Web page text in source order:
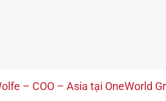
– COO – Asia tại OneWorld